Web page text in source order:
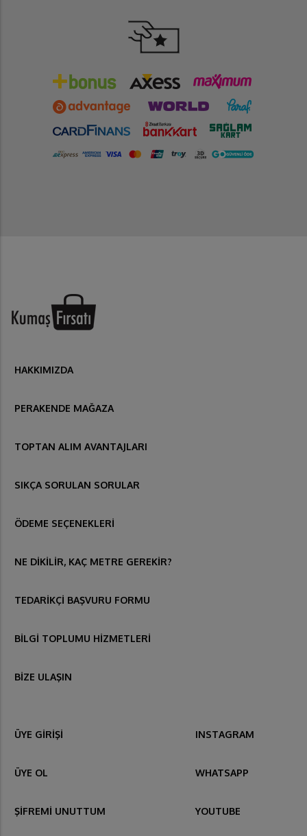
HAKKIMIZDA
PERAKENDE MAĞAZA
TOPTAN ALIM AVANTAJLARI
SIKÇA SORULAN SORULAR
ÖDEME SEÇENEKLERİ
NE DİKİLİR, KAÇ METRE GEREKİR?
TEDARİKÇİ BAŞVURU FORMU
BİLGİ TOPLUMU HİZMETLERİ
BİZE ULAŞIN
ÜYE GİRİŞİ
ÜYE OL
ŞİFREMİ UNUTTUM
INSTAGRAM
WHATSAPP
YOUTUBE